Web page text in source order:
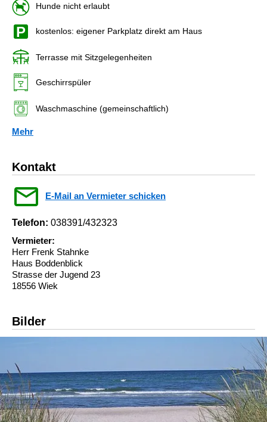
Hunde nicht erlaubt
kostenlos: eigener Parkplatz direkt am Haus
Terrasse mit Sitzgelegenheiten
Geschirrspüler
Waschmaschine (gemeinschaftlich)
Mehr
Kontakt
E-Mail an Vermieter schicken
Telefon: 038391/432323
Vermieter:
Herr Frenk Stahnke
Haus Boddenblick
Strasse der Jugend 23
18556 Wiek
Bilder